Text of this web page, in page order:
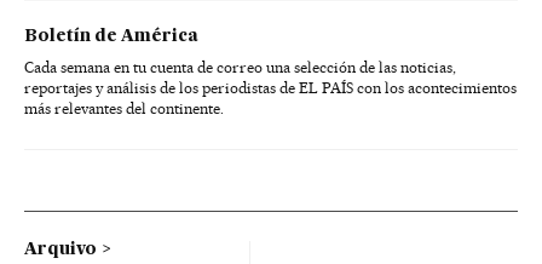
Boletín de América
Cada semana en tu cuenta de correo una selección de las noticias,
reportajes y análisis de los periodistas de EL PAÍS con los acontecimientos
más relevantes del continente.
Arquivo